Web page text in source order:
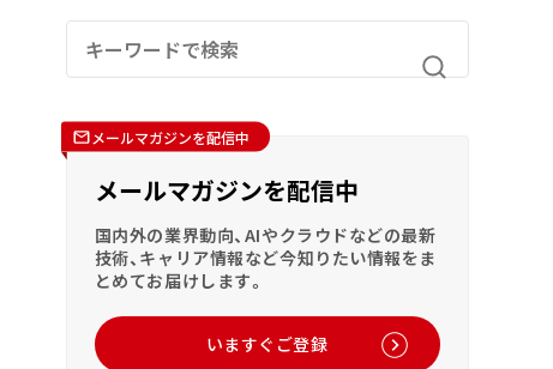
メールマガジンを配信中
メールマガジンを配信中
国内外の業界動向、AIやクラウドなどの最新
技術、キャリア情報など今知りたい情報をま
とめてお届けします。
いますぐご登録